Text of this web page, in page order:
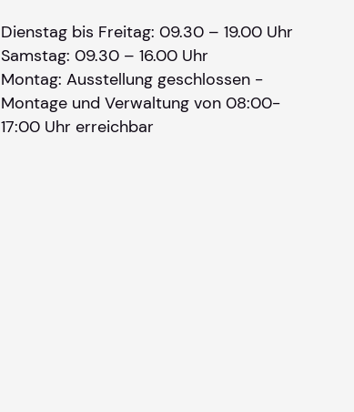
Dienstag bis Freitag: 09.30 – 19.00 Uhr
Samstag: 09.30 – 16.00 Uhr
Montag: Ausstellung geschlossen -
Montage und Verwaltung von 08:00-
17:00 Uhr erreichbar